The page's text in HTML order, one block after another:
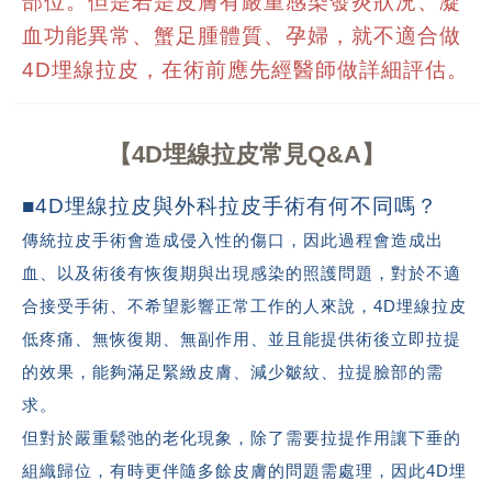
血功能異常、蟹足腫體質、孕婦，就不適合做
4D埋線拉皮，在術前應先經醫師做詳細評估。
4D埋線拉皮常見Q&A
■4D埋線拉皮與外科拉皮手術有何不同嗎？
傳統拉皮手術會造成侵入性的傷口，因此過程會造成出
血、以及術後有恢復期與出現感染的照護問題，對於不適
合接受手術、不希望影響正常工作的人來說， 4D埋線拉皮
低疼痛、無恢復期、無副作用、並且能提供術後立即拉提
的效果，能夠滿足緊緻皮膚、減少皺紋、拉提臉部的需
求。
但對於嚴重鬆弛的老化現象，除了需要拉提作用讓下垂的
組織歸位，有時更伴隨多餘皮膚的問題需處理，因此4D埋